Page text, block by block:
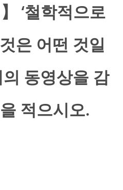
‘철학적으로
은 어떤 것일
동영상을 감
적으시오.